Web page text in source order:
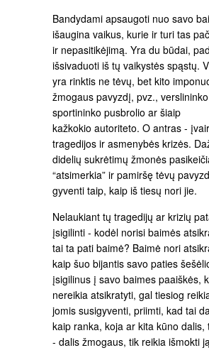
Bandydami apsaugoti nuo savo
išaugina vaikus, kurie ir turi tas
ir nepasitikėjimą. Yra du būdai,
išsivaduoti iš tų vaikystės spąstų.
yra rinktis ne tėvų, bet kito
žmogaus pavyzdį, pvz.,
sportininko pusbrolio ar šiaip
kažkokio autoriteto. O antras -
tragedijos ir asmenybės krizės.
didelių sukrėtimų žmonės
“atsimerkia” ir pamiršę tėvų
gyventi taip, kaip iš tiesų nori jie.
Nelaukiant tų tragedijų ar krizių
įsigilinti - kodėl norisi baimės
tai ta pati baimė? Baimė nori
kaip šuo bijantis savo paties
įsigilinus į savo baimes paaiškės,
nereikia atsikratyti, gal tiesiog
jomis susigyventi, priimti, kad tai
kaip ranka, koja ar kita kūno dalis,
- dalis žmogaus, tik reikia išmokti